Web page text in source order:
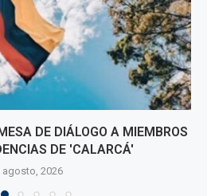
DE DIÁLOGO A MIEMBROS
DE 'CALARCÁ'
agosto, 2026